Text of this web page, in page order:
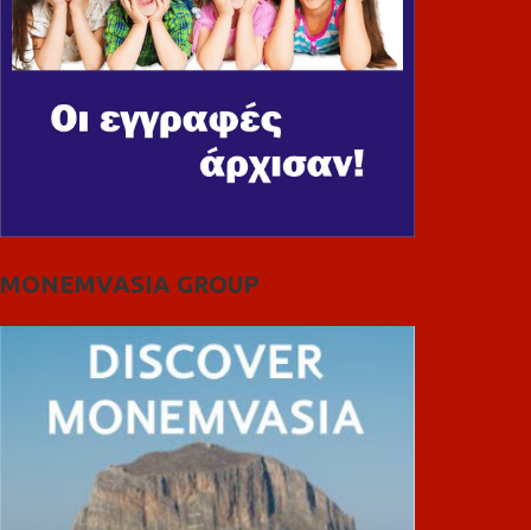
MONEMVASIA GROUP